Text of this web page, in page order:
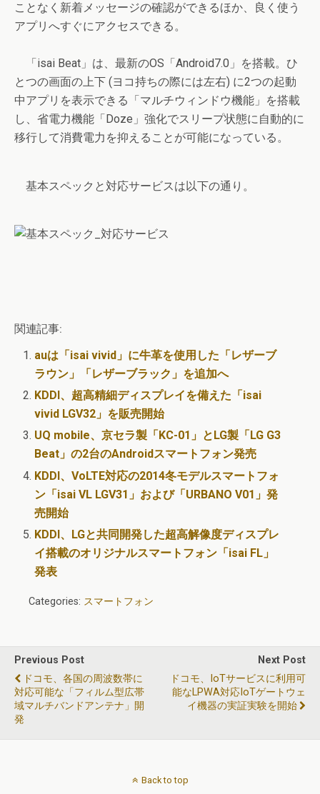
ことなく新着メッセージの確認ができるほか、良く使う
アプリへすぐにアクセスできる。
「isai Beat」は、最新のOS「Android7.0」を搭載。ひ
とつの画面の上下 (ヨコ持ちの際には左右) に2つの起動
中アプリを表示できる「マルチウィンドウ機能」を搭載
し、省電力機能「Doze」強化でスリープ状態に自動的に
移行して消費電力を抑えることが可能になっている。
基本スペックと対応サービスは以下の通り。
関連記事:
auは「isai vivid」に牛革を使用した「レザーブ
ラウン」「レザーブラック」を追加へ
KDDI、超高精細ディスプレイを備えた「isai
vivid LGV32」を販売開始
UQ mobile、京セラ製「KC-01」とLG製「LG G3
Beat」の2台のAndroidスマートフォン発売
KDDI、VoLTE対応の2014冬モデルスマートフォ
ン「isai VL LGV31」および「URBANO V01」発
売開始
KDDI、LGと共同開発した超高解像度ディスプレ
イ搭載のオリジナルスマートフォン「isai FL」
発表
Categories: スマートフォン
Previous Post
ドコモ、各国の周波数帯に
対応可能な「フィルム型広帯
域マルチバンドアンテナ」開
発
Next Post
ドコモ、IoTサービスに利用可
能なLPWA対応IoTゲートウェ
イ機器の実証実験を開始
Back to top